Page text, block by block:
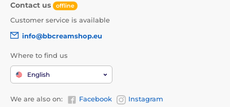
Contact us offline
Customer service is available
info@bbcreamshop.eu
Where to find us
English
We are also on: Facebook Instagram